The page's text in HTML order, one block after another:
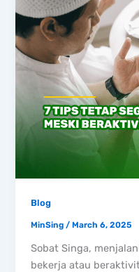
Blog
MinSing /March 6, 2025
Sobat Singa,
bekerja atau